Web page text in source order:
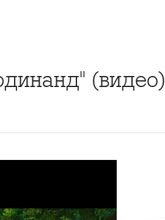
(видео)